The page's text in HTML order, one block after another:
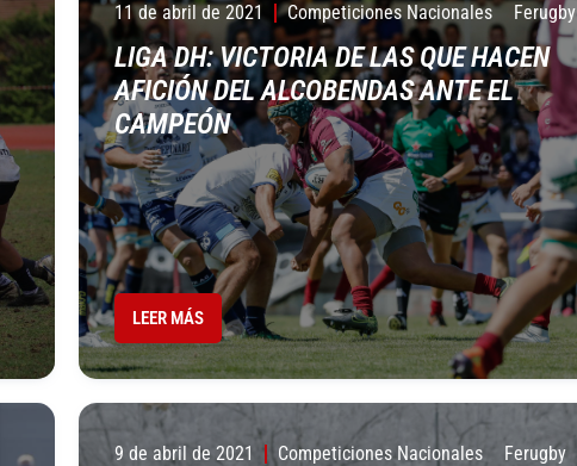
11 de abril de 2021 Competiciones Nacionales Ferugby
LIGA DH: VICTORIA DE LAS QUE HACEN
AFICIÓN DEL ALCOBENDAS ANTE EL
CAMPEÓN
LEER MÁS
9 de abril de 2021 Competiciones Nacionales Ferugby